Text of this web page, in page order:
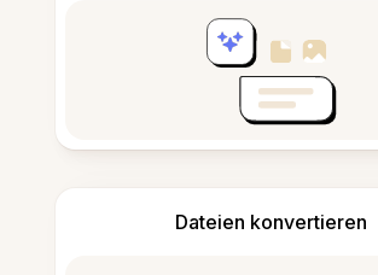
Dateien konvertieren